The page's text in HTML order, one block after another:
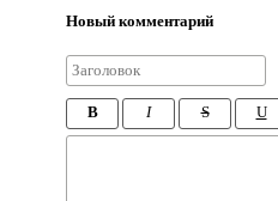
Новый комментарий
B I S U